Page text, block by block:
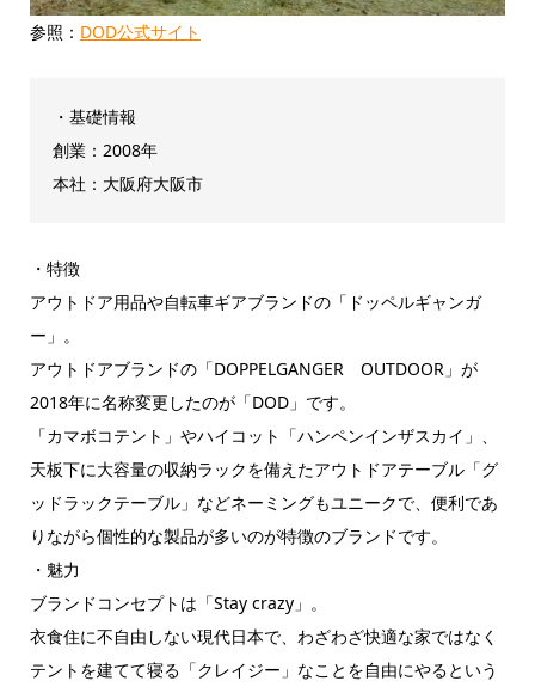
参照： DOD公式サイト
・基礎情報
創業：2008年
本社：大阪府大阪市
・特徴
アウトドア用品や自転車ギアブランドの「ドッペルギャンガ
ー」。
アウトドアブランドの「DOPPELGANGER OUTDOOR」が
2018年に名称変更したのが「DOD」です。
「カマボコテント」やハイコット「ハンペンインザスカイ」、
天板下に大容量の収納ラックを備えたアウトドアテーブル「グ
ッドラックテーブル」などネーミングもユニークで、便利であ
りながら個性的な製品が多いのが特徴のブランドです。
・魅力
ブランドコンセプトは「Stay crazy」。
衣食住に不自由しない現代日本で、わざわざ快適な家ではなく
テントを建てて寝る「クレイジー」なことを自由にやるという